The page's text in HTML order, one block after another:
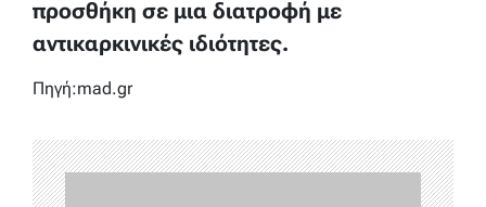
προσθήκη σε μια διατροφή με
αντικαρκινικές ιδιότητες.
Πηγή:mad.gr